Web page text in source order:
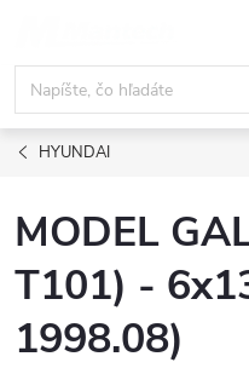
obsah
HYUNDAI
MODEL
T101) -
1998.08)